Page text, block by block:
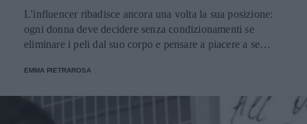
L'influencer ribadisce ancora una volta la sua posizione:
ogni donna deve decidere senza condizionamenti se
eliminare i peli dal suo corpo e pensare a piacere a se
EMMA PIETRAROSA